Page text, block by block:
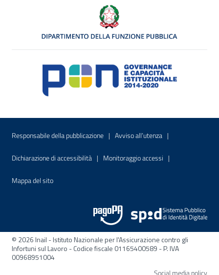
Menu di servizio
Responsabile della pubblicazione Sito interno - Apre in una nuova
Avviso all’utenza Sito interno -
Dichiarazione di accessibilità Sito interno - Apre in una nuova finestra
Monitoraggio accessi Sito interno -
Mappa del sitoSito interno - Apre nella stessa finestra
© 2026 Inail - Istituto Nazionale per l'Assicurazione contro gli
Infortuni sul Lavoro - Codice fiscale 01165400589 - P. IVA
00968951004
Social media policy